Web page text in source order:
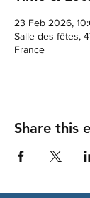
23 Feb 2026,
Salle des fêtes,
France
Share this